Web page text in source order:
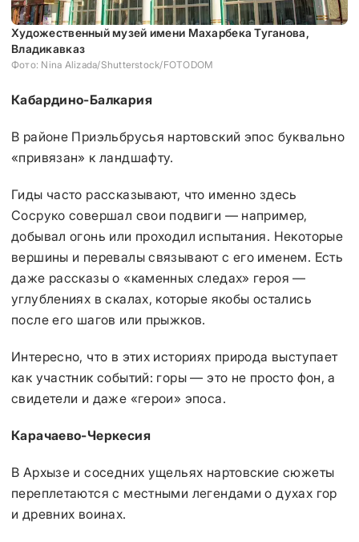
Художественный музей имени Махарбека Туганова,
Владикавказ
Фото: Nina Alizada/Shutterstock/FOTODOM
Кабардино-Балкария
В районе Приэльбрусья нартовский эпос буквально
«привязан» к ландшафту.
Гиды часто рассказывают, что именно здесь
Сосруко совершал свои подвиги — например,
добывал огонь или проходил испытания. Некоторые
вершины и перевалы связывают с его именем. Есть
даже рассказы о «каменных следах» героя —
углублениях в скалах, которые якобы остались
после его шагов или прыжков.
Интересно, что в этих историях природа выступает
как участник событий: горы — это не просто фон, а
свидетели и даже «герои» эпоса.
Карачаево-Черкесия
В Архызе и соседних ущельях нартовские сюжеты
переплетаются с местными легендами о духах гор
и древних воинах.